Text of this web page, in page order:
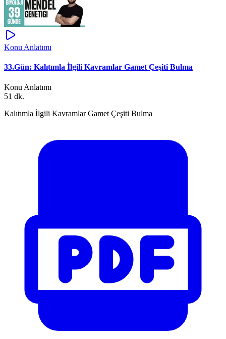
Konu Anlatımı
33.Gün: Kalıtımla İlgili Kavramlar Gamet Çeşiti Bulma
Konu Anlatımı
51 dk.
Kalıtımla İlgili Kavramlar Gamet Çeşiti Bulma